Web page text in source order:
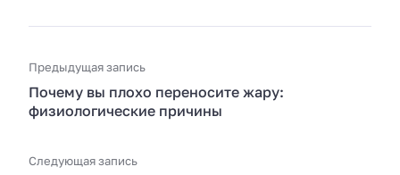
Предыдущая запись
Почему вы плохо переносите жару:
физиологические причины
Следующая запись